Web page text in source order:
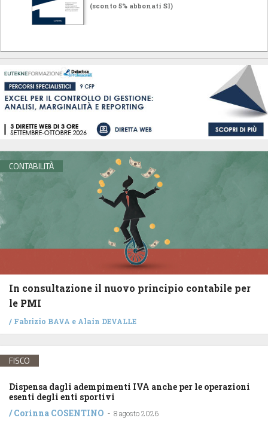
(sconto 5% abbonati SI)
CONTABILITÀ
In consultazione il nuovo principio contabile per
le PMI
/ Fabrizio BAVA e Alain DEVALLE
FISCO
Dispensa dagli adempimenti IVA anche per le operazioni
esenti degli enti sportivi
/Corinna COSENTINO - 8 agosto 2026